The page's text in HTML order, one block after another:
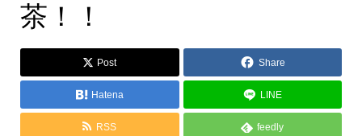
茶！！
Post Share
Hatena LINE
RSS feedly